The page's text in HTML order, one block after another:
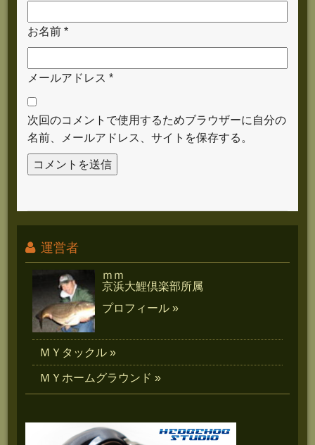
お名前 *
メールアドレス *
次回のコメントで使用するためブラウザーに自分の
名前、メールアドレス、サイトを保存する。
運営者
ｍｍ
京浜大鯉倶楽部所属
プロフィール »
ＭＹタックル »
ＭＹホームグラウンド »